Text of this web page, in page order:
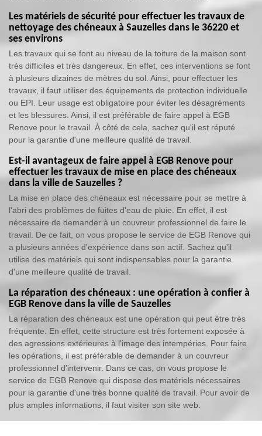
Les matériels de sécurité pour effectuer les travaux de
nettoyage des chéneaux à Sauzelles dans le 36220 et
ses environs
Les travaux qui se font au niveau de la toiture de la maison sont
très difficiles et très dangereux. En effet, ces interventions se font
à plusieurs dizaines de mètres du sol. Ainsi, pour effectuer les
travaux, il faut utiliser des équipements de protection individuelle
ou EPI. Leur usage est obligatoire pour éviter les désagréments
et les blessures. Ainsi, il est préférable de faire appel à EGB
Renove pour le travail. À côté de cela, sachez qu'il est réputé
pour la garantie d'une meilleure qualité de travail.
Est-il avantageux de faire appel à EGB Renove pour
effectuer les travaux de mise en place des chéneaux
dans la ville de Sauzelles ?
La mise en place des chéneaux est nécessaire pour se mettre à
l'abri des problèmes de fuites d'eau de pluie. En effet, il est
nécessaire de demander à un couvreur professionnel de faire le
travail. De ce fait, on vous propose le service de EGB Renove qui
a plusieurs années d'expérience dans son actif. Sachez qu'il
utilise des matériels qui sont indispensables pour la garantie
d'une meilleure qualité de travail.
La réparation des chéneaux : une opération à confier à
EGB Renove dans la ville de Sauzelles
La réparation des chéneaux est une opération qui peut être très
fréquente. En effet, cette structure est très fortement exposée à
des agressions extérieures à l'image des intempéries. Pour faire
les opérations, il est préférable de demander à un couvreur
professionnel d'intervenir. Dans ce cas, on vous propose le
service de EGB Renove qui dispose des matériels nécessaires
pour la garantie d'une très bonne qualité de travail. Pour avoir de
plus amples informations, il faut visiter son site web.